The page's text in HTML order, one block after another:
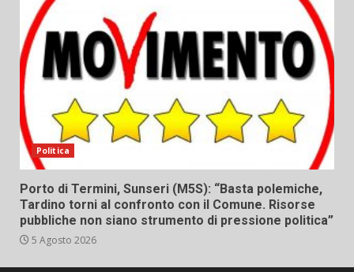
Politica
Porto di Termini, Sunseri (M5S): “Basta polemiche,
Tardino torni al confronto con il Comune. Risorse
pubbliche non siano strumento di pressione politica”
5 Agosto 2026